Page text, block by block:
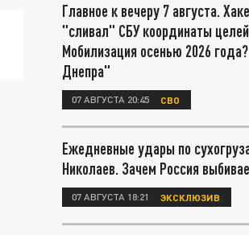
Главное к вечеру 7 августа.
"сливал" СБУ координаты
Мобилизация осенью 2026
Днепра"
07 АВГУСТА 20:45 СВО
Ежедневные удары по
Николаев. Зачем Россия
07 АВГУСТА 18:21 ЭКСКЛЮЗИВ